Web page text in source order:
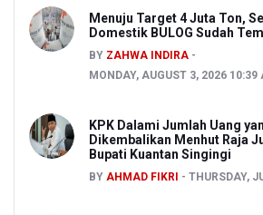
Menuju Target 4 Juta Ton,
Domestik BULOG Sudah
BY ZAHWA INDIRA
MONDAY, AUGUST 3, 2026 10:39
KPK Dalami Jumlah Uang
Dikembalikan Menhut Raja
Bupati Kuantan Singingi
BY AHMAD FIKRI THURSDAY,